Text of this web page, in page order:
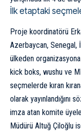
İlk etaptaki
Proje koordinatörü
Azerbaycan, Senegal,
ülkeden
kick boks, wushu ve
seçmelerde kıran
olarak yayınlandığını
imza atan komite
Müdürü Altuğ Çiloğlu